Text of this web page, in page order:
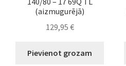
(aizmugurējā)
129,95 €
Pievienot grozam